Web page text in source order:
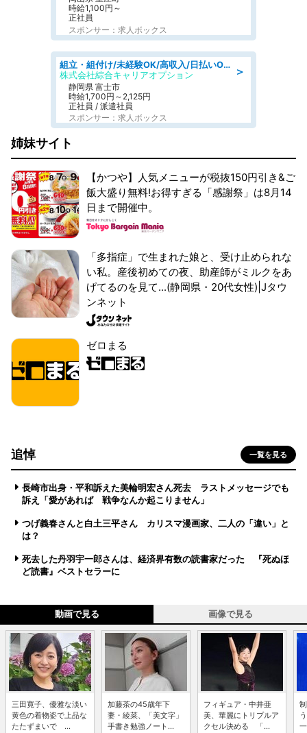
時給1,100円～
正社員
スポンサー：求人ボックス
＞
組立・組付け/未経験OK/高収入/日払いOK/交替制/20・30・40代活躍中
株式会社綜合キャリアオプション
静岡県 富士市
時給1,700円～2,125円
正社員 / 派遣社員
スポンサー：求人ボックス
姉妹サイト
【かつや】人気メニューが税抜150円引き&ご
飯大盛り無料!お得すぎる「感謝祭」は8月14
日まで開催中。
「多指症」で生まれた娘と、受け止められな
い私。産後初めての夜、助産師がミルクをあ
げてるのを見て...(静岡県・20代女性)|Jタウ
ンネット
ゼロまる
追悼 一覧を見る
長崎市出身・平和訴えた美輪明宏さん死去 ラストメッセージでも
訴え「愛があれば 戦争なんか起こりません」
つげ義春さんと白土三平さん カリスマ漫画家、二人の「違い」と
は？
死去した丹羽宇一郎さんは、経済界有数の読書家だった 『死ぬほ
ど読書』ベストセラーに
動画で見る 画像で見る
三田寛子、優雅な淡い
黄色の着物姿で上品な
たたずまいで ...
加藤茶の45歳年下
妻・綾菜、「美文字」
手書き勉強ノート...
フィギュア・中井亜
美、華麗にトリプルア
クセル決める 「...